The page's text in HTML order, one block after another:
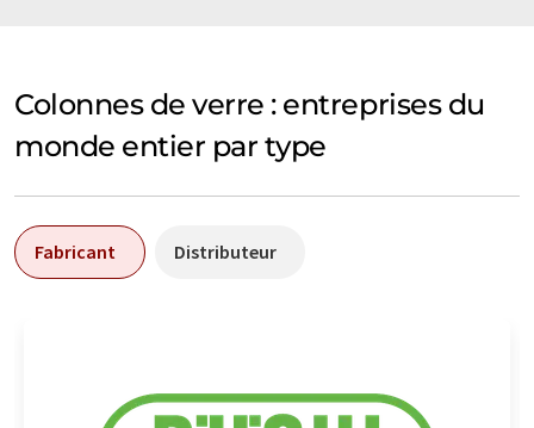
Colonnes de verre : entreprises du
monde entier par type
Fabricant Distributeur